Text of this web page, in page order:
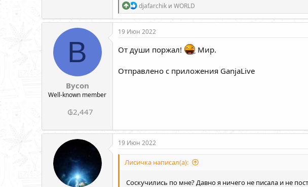
Р
е
а
к
и
djafarchik и WORLD
B
Bycon
Well-known member
₲2,447
19 Июн 2022
От души поржал! Мир.
Отправлено с приложения GanjaLive
19 Июн 2022
Лисичка написал(а):
Соскучились по мне? Давно я ничего не писала и не